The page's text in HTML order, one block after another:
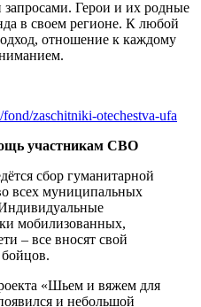
Герои и их родные
в своем регионе. К любой
отношение к каждому
zaschitniki-otechestva-ufa
участникам СВО
сбор гуманитарной
всех муниципальных
мобилизованных,
– все вносят свой
«Шьем и вяжем для
и небольшой